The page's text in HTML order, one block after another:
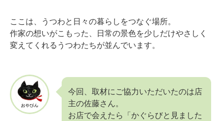
ここは、うつわと日々の暮らしをつなぐ場所。
作家の想いがこもった、日常の景色を少しだけやさしく
変えてくれるうつわたちが並んでいます。
今回、取材にご協力いただいたのは店
主の佐藤さん。
お店で会えたら「かぐらびと見ました